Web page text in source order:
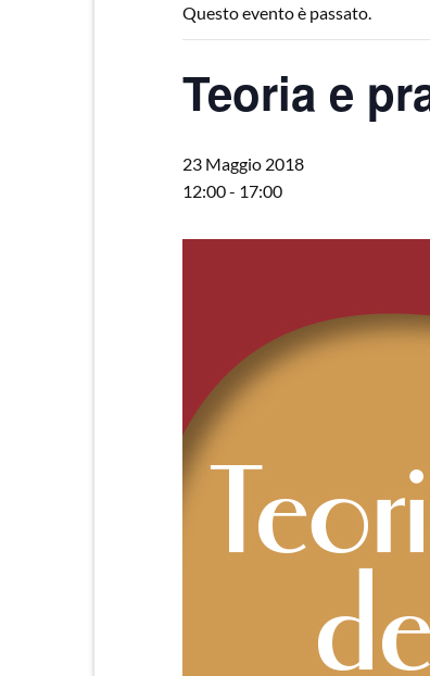
Questo evento è passato.
Teoria e
23 Maggio 2018
12:00- 17:00